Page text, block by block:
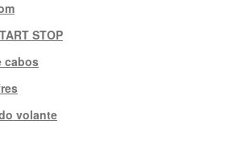
STOP
cabos
volante